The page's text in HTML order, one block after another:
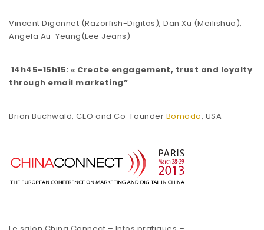
Vincent Digonnet (Razorfish-Digitas), Dan Xu (Meilishuo),
Angela Au-Yeung(Lee Jeans)
14h45-15h15: « Create engagement, trust and loyalty
through email marketing”
Brian Buchwald, CEO and Co-Founder Bomoda, USA